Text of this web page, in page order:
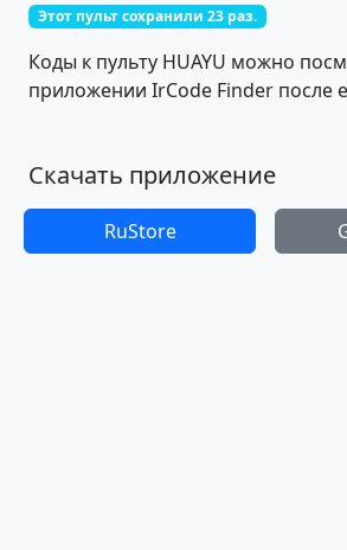
Этот пульт сохранили 23 раз.
Коды к пульту HUAYU можно
приложении IrCode Finder после
Скачать приложение
RuStore